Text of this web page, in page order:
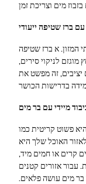
עם ברז שטיפה ייעודי
המזון. א ברז שטיפה
לניקוי סירים,
יציבים, זה מפשט את
מיידי עם בר מים
פשוט קריטית כמו
האוכל שלך היא
קרים או חמים מיד,
עבור אזורים קטנים
בר מים עושה פלאים.